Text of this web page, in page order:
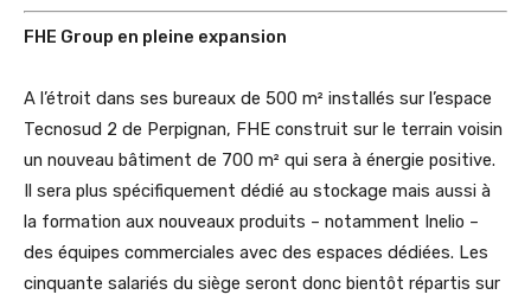
FHE Group en pleine expansion
A l’étroit dans ses bureaux de 500 m² installés sur l’espace
Tecnosud 2 de Perpignan, FHE construit sur le terrain voisin
un nouveau bâtiment de 700 m² qui sera à énergie positive.
Il sera plus spécifiquement dédié au stockage mais aussi à
la formation aux nouveaux produits – notamment Inelio –
des équipes commerciales avec des espaces dédiées. Les
cinquante salariés du siège seront donc bientôt répartis sur